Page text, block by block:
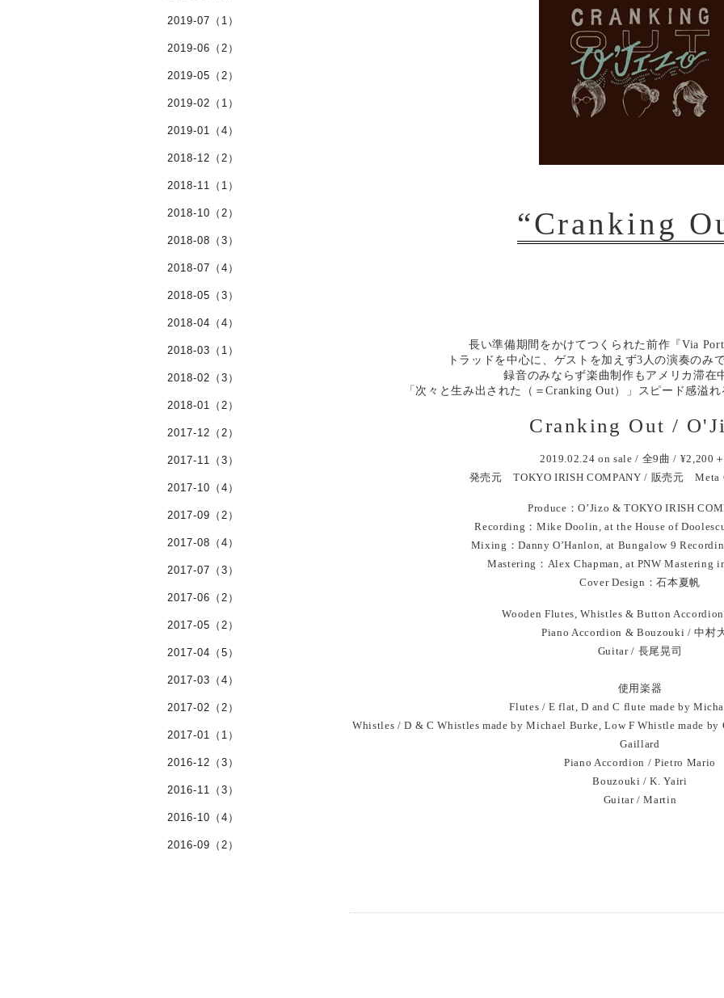
“Cranking
長い準備期間をかけてつくられた前作『Via
トラッドを中心に、ゲストを加えず3人の演奏のみ
録音のみならず楽曲制作もアメリカ滞在
「次々と生み出された（＝Cranking Out）」スピード感溢
Cranking Out /
2019.02.24 on sale / 全9曲 / ¥2,200
発売元 TOKYO IRISH COMPANY / 販売元 Meta
Produce：O’Jizo & TOKYO IRISH
Recording：Mike Doolin, at the House of
Mixing：Danny O’Hanlon, at Bungalow 9
Mastering：Alex Chapman, at PNW Mastering
Cover Design：石本夏帆
Wooden Flutes, Whistles & Button
Piano Accordion & Bouzouki / 中村
Guitar / 長尾晃司
使用楽器
Flutes / E flat, D and C flute made by
Whistles / D & C Whistles made by Michael Burke, Low F Whistle made
Gaillard
Piano Accordion / Pietro Mario
Bouzouki / K. Yairi
Guitar / Martin
2019-07（1）
2019-06（2）
2019-05（2）
2019-02（1）
2019-01（4）
2018-12（2）
2018-11（1）
2018-10（2）
2018-08（3）
2018-07（4）
2018-05（3）
2018-04（4）
2018-03（1）
2018-02（3）
2018-01（2）
2017-12（2）
2017-11（3）
2017-10（4）
2017-09（2）
2017-08（4）
2017-07（3）
2017-06（2）
2017-05（2）
2017-04（5）
2017-03（4）
2017-02（2）
2017-01（1）
2016-12（3）
2016-11（3）
2016-10（4）
2016-09（2）